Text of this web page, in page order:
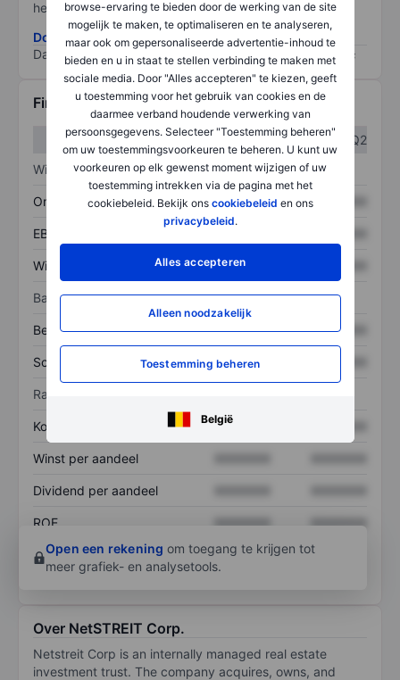
browse-ervaring te bieden door de werking van de site
mogelijk te maken, te optimaliseren en te analyseren,
maar ook om gepersonaliseerde advertentie-inhoud te
bieden en u in staat te stellen verbinding te maken met
sociale media. Door "Alles accepteren" te kiezen, geeft
u toestemming voor het gebruik van cookies en de
daarmee verband houdende verwerking van
persoonsgegevens. Selecteer "Toestemming beheren"
om uw toestemmingsvoorkeuren te beheren. U kunt uw
voorkeuren op elk gewenst moment wijzigen of uw
toestemming intrekken via de pagina met het
cookiebeleid. Bekijk ons cookiebeleid en ons
privacybeleid.
Alles accepteren
Alleen noodzakelijk
Toestemming beheren
België
het grootste risico).
Download de ESG-risicomethodologie
Data provided by
/
Financiële gegevens
Q1
Q2
Winst/verlies
Omzet XXXXXXX XXXXXXX
EBITDA
Winst XXXXXXX
Balans
Bezittingen XXXXXXX XXXXXXX
Schulden XXXXXXX
Ratio's
Koers/omzetratio XXXXXXX
Winst per aandeel
Dividend per aandeel
ROE XXXXXXX
XXXXXXX
Open een rekening om toegang te krijgen tot
meer grafiek- en analysetools.
Over NetSTREIT Corp.
Netstreit Corp is an internally managed real estate
investment trust. The company acquires, owns, and